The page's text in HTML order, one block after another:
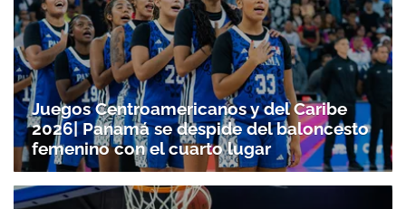
Juegos Centroamericanos y del Caribe
2026| Panamá se despide del baloncesto
femenino con el cuarto lugar